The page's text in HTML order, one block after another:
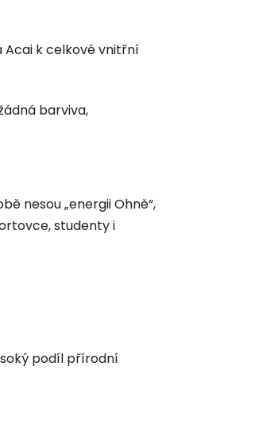
Acai k celkové vnitřní
barviva,
nesou „energii Ohně“,
studenty i
podíl přírodní